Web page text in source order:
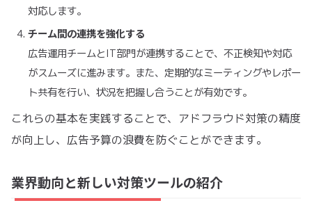
対応します。
チーム間の連携を強化する
広告運用チームとIT部門が連携することで、不正検知や対応
がスムーズに進みます。また、定期的なミーティングやレポー
ト共有を行い、状況を把握し合うことが有効です。
これらの基本を実践することで、アドフラウド対策の精度
が向上し、広告予算の浪費を防ぐことができます。
業界動向と新しい対策ツールの紹介